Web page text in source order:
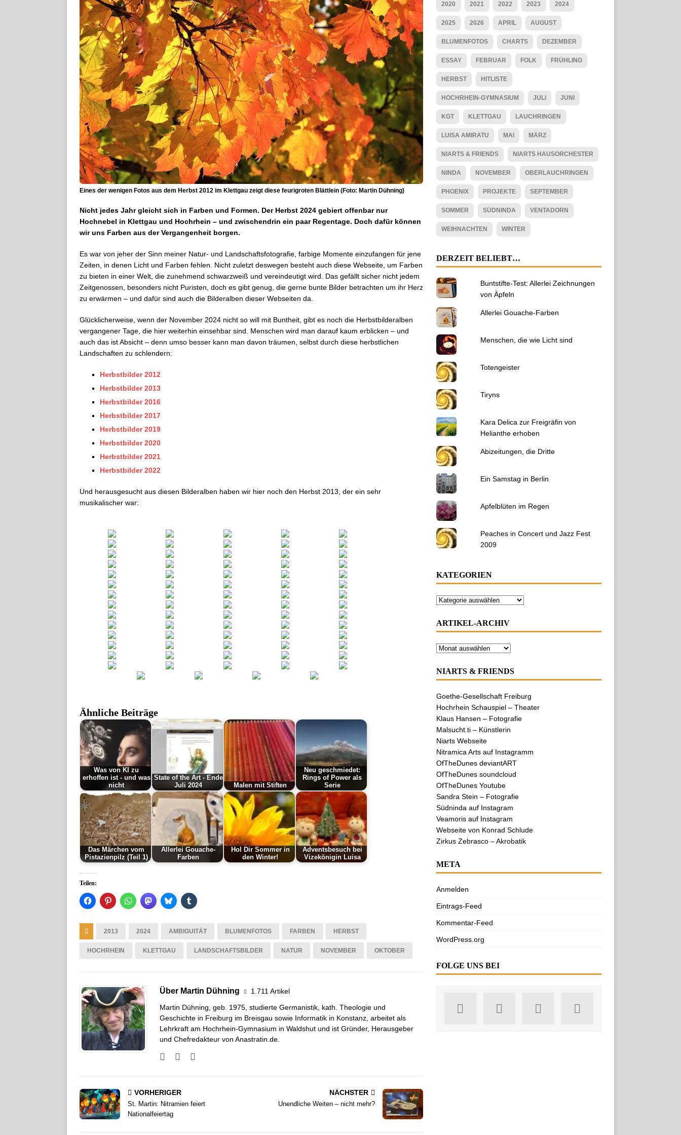
Eines der wenigen Fotos aus dem Herbst 2012 im Klettgau zeigt diese feurigroten Blättlein (Foto: Martin Dühning)
Nicht jedes Jahr gleicht sich in Farben und Formen. Der Herbst 2024 gebiert offenbar nur
Hochnebel in Klettgau und Hochrhein – und zwischendrin ein paar Regentage. Doch dafür können
wir uns Farben aus der Vergangenheit borgen.
Es war von jeher der Sinn meiner Natur- und Landschaftsfotografie, farbige Momente einzufangen für jene
Zeiten, in denen Licht und Farben fehlen. Nicht zuletzt deswegen besteht auch diese Webseite, um Farben
zu bieten in einer Welt, die zunehmend schwarzweiß und vereindeutigt wird. Das gefällt sicher nicht jedem
Zeitgenossen, besonders nicht Puristen, doch es gibt genug, die gerne bunte Bilder betrachten um ihr Herz
zu erwärmen – und dafür sind auch die Bilderalben dieser Webseiten da.
Glücklicherweise, wenn der November 2024 nicht so will mit Buntheit, gibt es noch die Herbstbilderalben
vergangener Tage, die hier weiterhin einsehbar sind. Menschen wird man darauf kaum erblicken – und
auch das ist Absicht – denn umso besser kann man davon träumen, selbst durch diese herbstlichen
Landschaften zu schlendern:
Herbstbilder 2012
Herbstbilder 2013
Herbstbilder 2016
Herbstbilder 2017
Herbstbilder 2019
Herbstbilder 2020
Herbstbilder 2021
Herbstbilder 2022
Und herausgesucht aus diesen Bilderalben haben wir hier noch den Herbst 2013, der ein sehr
musikalischer war:
Ähnliche Beiträge
Was von KI zu
erhoffen ist - und was
nicht
State of the Art - Ende
Juli 2024
Malen mit Stiften
Neu geschmiedet:
Rings of Power als
Serie
Das Märchen vom
Pistazienpilz (Teil 1)
Allerlei Gouache-
Farben
Hol Dir Sommer in
den Winter!
Adventsbesuch bei
Vizekönigin Luisa
Teilen:
2013 2024 AMBIGUITÄT BLUMENFOTOS FARBEN HERBST
HOCHRHEIN KLETTGAU LANDSCHAFTSBILDER NATUR NOVEMBER OKTOBER
Über Martin Dühning 1.711 Artikel
Martin Dühning, geb. 1975, studierte Germanistik, kath. Theologie und
Geschichte in Freiburg im Breisgau sowie Informatik in Konstanz, arbeitet als
Lehrkraft am Hochrhein-Gymnasium in Waldshut und ist Gründer, Herausgeber
und Chefredakteur von Anastratin.de.
VORHERIGER
St. Martin: Nitramien feiert
Nationalfeiertag
NÄCHSTER
Unendliche Weiten – nicht mehr?
2020 2021 2022 2023 2024
2025 2026 APRIL AUGUST
BLUMENFOTOS CHARTS DEZEMBER
ESSAY FEBRUAR FOLK FRÜHLING
HERBST HITLISTE
HOCHRHEIN-GYMNASIUM JULI JUNI
KGT KLETTGAU LAUCHRINGEN
LUISA AMIRATU MAI MÄRZ
NIARTS & FRIENDS NIARTS HAUSORCHESTER
NINDA NOVEMBER OBERLAUCHRINGEN
PHOENIX PROJEKTE SEPTEMBER
SOMMER SÜDNINDA VENTADORN
WEIHNACHTEN WINTER
DERZEIT BELIEBT…
Buntstifte-Test: Allerlei Zeichnungen
von Äpfeln
Allerlei Gouache-Farben
Menschen, die wie Licht sind
Totengeister
Tiryns
Kara Delica zur Freigräfin von
Helianthe erhoben
Abizeitungen, die Dritte
Ein Samstag in Berlin
Apfelblüten im Regen
Peaches in Concert und Jazz Fest
2009
KATEGORIEN
ARTIKEL-ARCHIV
NIARTS & FRIENDS
Goethe-Gesellschaft Freiburg
Hochrhein Schauspiel – Theater
Klaus Hansen – Fotografie
Malsucht.ti – Künstlerin
Niarts Webseite
Nitramica Arts auf Instagramm
OfTheDunes deviantART
OfTheDunes soundcloud
OfTheDunes Youtube
Sandra Stein – Fotografie
Südninda auf Instagram
Veamoris auf Instagram
Webseite von Konrad Schlude
Zirkus Zebrasco – Akrobatik
META
Anmelden
Eintrags-Feed
Kommentar-Feed
WordPress.org
FOLGE UNS BEI